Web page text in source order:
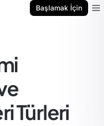
Başlamak İçin
Türleri